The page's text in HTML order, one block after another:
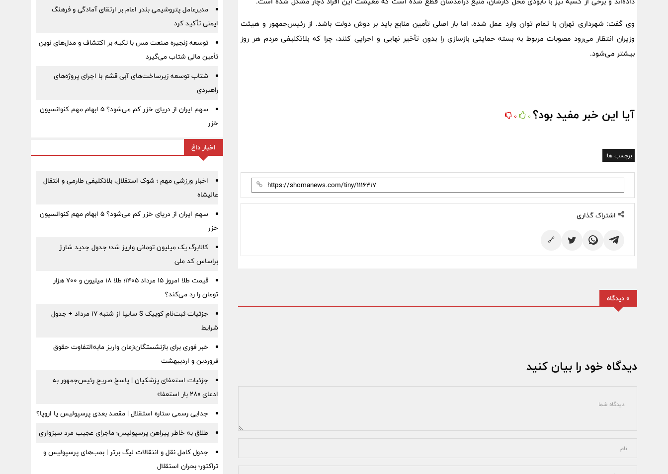
وی گفت: شهرداری تهران با تمام توان وارد عمل شده، اما بار اصلی تأمین منابع باید بر دوش دولت باشد. از رئیس‌جمهور و هیئت
وزیران انتظار می‌رود مصوبات مربوط به بسته حمایتی بازسازی را بدون تأخیر نهایی و اجرایی کنند، چرا که بلاتکلیفی مردم هر روز
بیشتر می‌شود.
آیا این خبر مفید بود؟ 0
0
برچسب ها:
اشتراک گذاری
🔗
0 دیدگاه
دیدگاه خود را بیان کنید
مدیرعامل پتروشیمی بندر امام بر ارتقای آمادگی و فرهنگ
ایمنی تأکید کرد
توسعه زنجیره صنعت مس با تکیه بر اکتشاف و مدل‌های نوین
تأمین مالی شتاب می‌گیرد
شتاب توسعه زیرساخت‌های آبی قشم با اجرای پروژه‌های
راهبردی
سهم ایران از دریای خزر کم می‌شود؟ ۵ ابهام مهم کنوانسیون
خزر
اخبار داغ
اخبار ورزشی مهم ؛ شوک استقلال، بلاتکلیفی طارمی و انتقال
عالیشاه
سهم ایران از دریای خزر کم می‌شود؟ ۵ ابهام مهم کنوانسیون
خزر
کالابرگ یک میلیون تومانی واریز شد؛ جدول جدید شارژ
براساس کد ملی
قیمت طلا امروز ۱۵ مرداد ۱۴۰۵؛ طلا ۱۸ میلیون و ۷۰۰ هزار
تومان را رد می‌کند؟
جزئیات ثبت‌نام کوییک S سایپا از شنبه ۱۷ مرداد + جدول
شرایط
خبر فوری برای بازنشستگان؛زمان واریز مابه‌التفاوت حقوق
فروردین و اردیبهشت
جزئیات استعفای پزشکیان | پاسخ صریح رئیس‌جمهور به
ادعای «۲۸ بار استعفا»
جدایی رسمی ستاره استقلال | مقصد بعدی پرسپولیس یا اروپا؟
طلاق به خاطر پیراهن پرسپولیس؛ ماجرای عجیب مرد سبزواری
جدول کامل نقل و انتقالات لیگ برتر | بمب‌های پرسپولیس و
تراکتور؛ بحران استقلال